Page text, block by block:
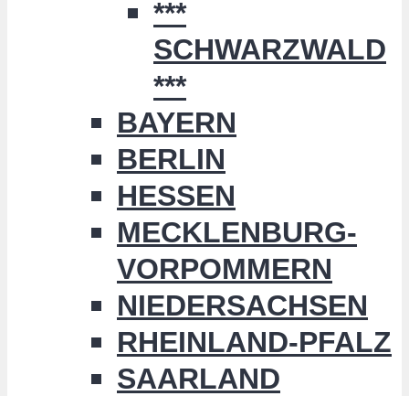
***
SCHWARZWALD
***
BAYERN
BERLIN
HESSEN
MECKLENBURG-
VORPOMMERN
NIEDERSACHSEN
RHEINLAND-PFALZ
SAARLAND